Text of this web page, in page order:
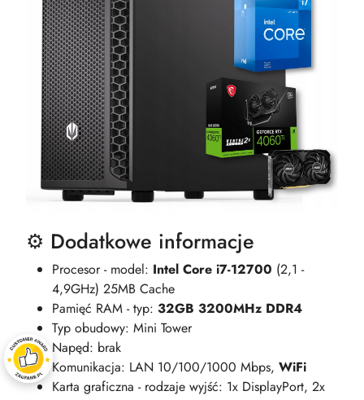
⚙️ Dodatkowe informacje
Procesor - model: Intel Core i7-12700 (2,1 -
4,9GHz) 25MB Cache
Pamięć RAM - typ: 32GB 3200MHz DDR4
Typ obudowy: Mini Tower
Napęd: brak
Komunikacja: LAN 10/100/1000 Mbps, WiFi
Karta graficzna - rodzaje wyjść: 1x DisplayPort, 2x